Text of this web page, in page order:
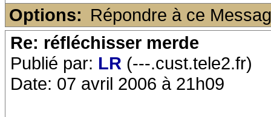
Options: Répondre à ce
Re: réfléchisser merde
Publié par: LR (---.cust.tele2.fr)
Date: 07 avril 2006 à 21h09